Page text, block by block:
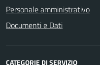
Personale amministrativo
Documenti e Dati
CATEGORIE DI SERVIZIO